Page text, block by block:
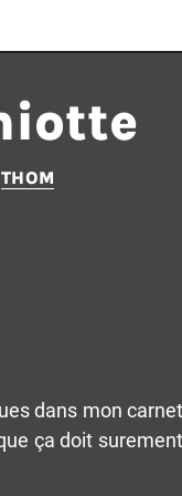
THOM
dans mon carnet
ça doit